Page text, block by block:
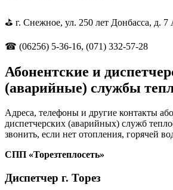
⛳ г. Снежное, ул. 250 лет Донбасса, д. 7
☎ (06256) 5-36-16, (071) 332-57-28
Абонентские и
(аварийные) службы
Адреса, телефоны и другие контакты
диспетчерских (аварийных) служб
звонить, если нет отопления, горячей
CПП «Торезтеплосеть»
Диспетчер г. Торез